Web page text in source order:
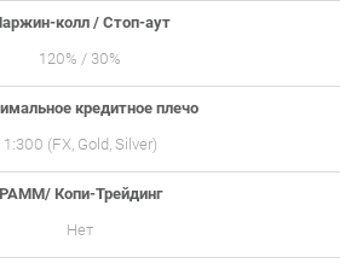
колл / Стоп-аут
120% / 30%
кредитное плечо
1:300 (FX, Gold, Silver)
PAMM/ Копи-Трейдинг
Нет